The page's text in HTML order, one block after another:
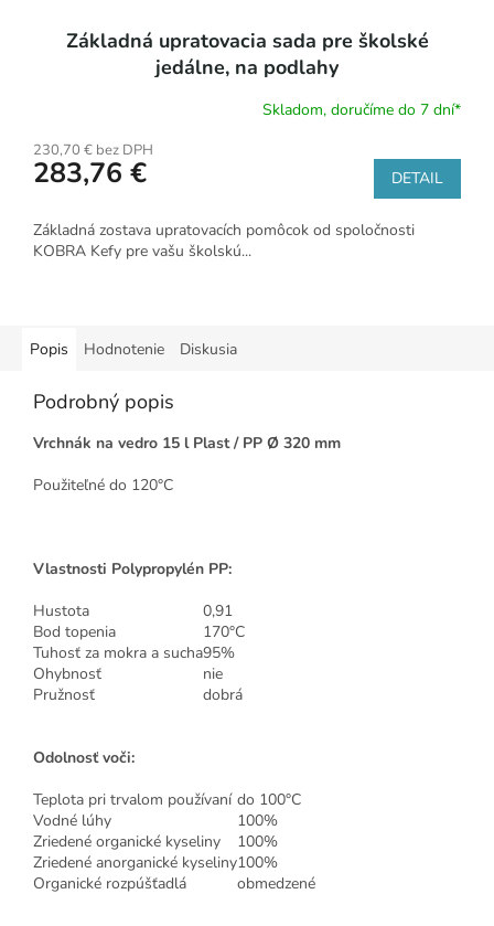
Základná upratovacia sada pre školské
jedálne, na podlahy
Skladom, doručíme do 7 dní*
230,70 € bez DPH
283,76 € DETAIL
Základná zostava upratovacích pomôcok od spoločnosti
KOBRA Kefy pre vašu školskú...
Popis Hodnotenie Diskusia
Podrobný popis
Vrchnák na vedro 15 l Plast / PP Ø 320 mm
Použiteľné do 120°C
Vlastnosti Polypropylén PP:
Hustota
0,91
Bod topenia
170°C
Tuhosť za mokra a sucha95%
Ohybnosť
nie
Pružnosť
dobrá
Odolnosť voči:
Teplota pri trvalom používaní do 100°C
Vodné lúhy
100%
Zriedené organické kyseliny
100%
Zriedené anorganické kyseliny100%
Organické rozpúšťadlá
obmedzené